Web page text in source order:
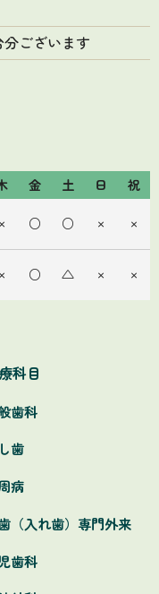
ございます
金 土 日
祝
× ○ ○ × ×
× ○ △ × ×
科目
歯科
歯
病
（入れ歯）専門外来
歯科